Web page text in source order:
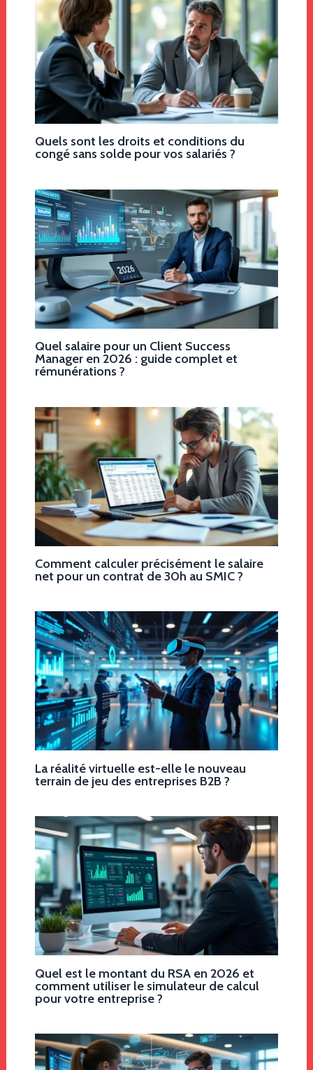
Quels sont les droits et conditions du
congé sans solde pour vos salariés ?
Quel salaire pour un Client Success
Manager en 2026 : guide complet et
rémunérations ?
Comment calculer précisément le salaire
net pour un contrat de 30h au SMIC ?
La réalité virtuelle est-elle le nouveau
terrain de jeu des entreprises B2B ?
Quel est le montant du RSA en 2026 et
comment utiliser le simulateur de calcul
pour votre entreprise ?